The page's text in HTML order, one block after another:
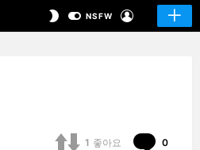
SWITCHNSFW
1 좋아요 0